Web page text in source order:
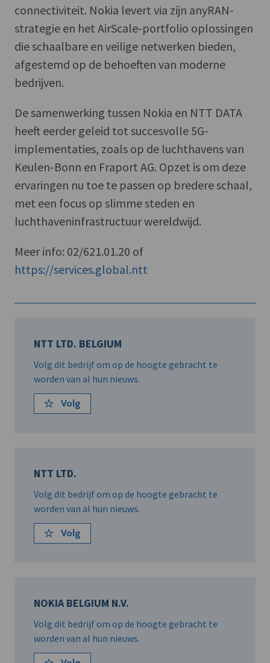
connectiviteit. Nokia levert via zijn anyRAN-
strategie en het AirScale-portfolio oplossingen
die schaalbare en veilige netwerken bieden,
afgestemd op de behoeften van moderne
bedrijven.
De samenwerking tussen Nokia en NTT DATA
heeft eerder geleid tot succesvolle 5G-
implementaties, zoals op de luchthavens van
Keulen-Bonn en Fraport AG. Opzet is om deze
ervaringen nu toe te passen op bredere schaal,
met een focus op slimme steden en
luchthaveninfrastructuur wereldwijd.
Meer info: 02/621.01.20 of
https://services.global.ntt
NTT LTD. BELGIUM
Volg dit bedrijf om op de hoogte gebracht te
worden van al hun nieuws.
Volg
NTT LTD.
Volg dit bedrijf om op de hoogte gebracht te
worden van al hun nieuws.
Volg
NOKIA BELGIUM N.V.
Volg dit bedrijf om op de hoogte gebracht te
worden van al hun nieuws.